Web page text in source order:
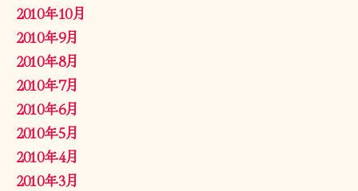
2010年10月
2010年9月
2010年8月
2010年7月
2010年6月
2010年5月
2010年4月
2010年3月